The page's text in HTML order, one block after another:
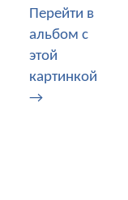
Перейти в
альбом с
этой
картинкой
→